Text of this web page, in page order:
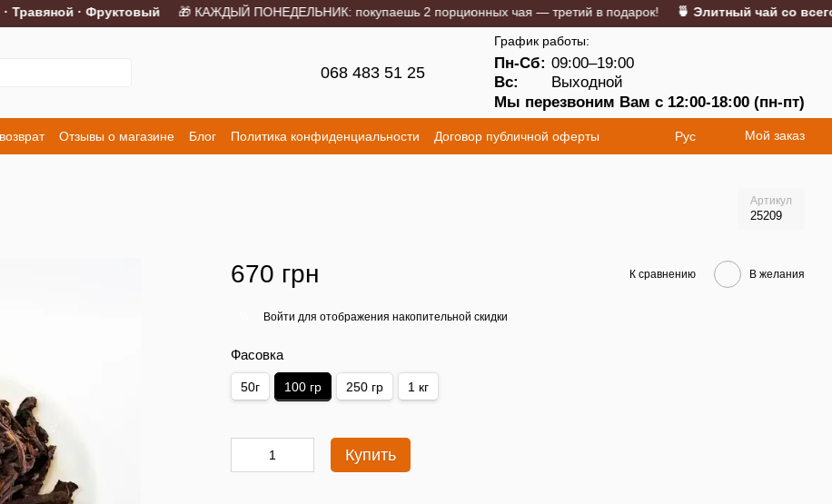
· Фруктовый🎁 КАЖДЫЙ ПОНЕДЕЛЬНИК: покупаешь 2 порционных чая — третий в подарок!🍵 Элитный чай со всего
068 483 51 25
График работы:
Пн-Сб: 09:00–19:00
Вс:
Выходной
Мы перезвоним Вам с 12:00-18:00 (пн-пт)
Отзывы о магазине Блог Политика конфиденциальности
Договор публичной оферты
Рус Мой заказ
Артикул
25209
670 грн К сравнению В желания
Войти для отображения накопительной скидки
Фасовка
50г 100 гр 250 гр 1 кг
Купить